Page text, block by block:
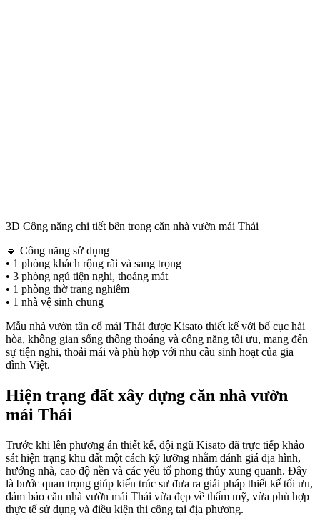
3D Công năng chi tiết bên trong căn nhà vườn mái Thái
🔹 Công năng sử dụng
• 1 phòng khách rộng rãi và sang trọng
• 3 phòng ngủ tiện nghi, thoáng mát
• 1 phòng thờ trang nghiêm
• 1 nhà vệ sinh chung
Mẫu nhà vườn tân cổ mái Thái được Kisato thiết kế với bố cục hài
hòa, không gian sống thông thoáng và công năng tối ưu, mang đến
sự tiện nghi, thoải mái và phù hợp với nhu cầu sinh hoạt của gia
đình Việt.
Hiện trạng đất xây dựng căn nhà vườn
mái Thái
Trước khi lên phương án thiết kế, đội ngũ Kisato đã trực tiếp khảo
sát hiện trạng khu đất một cách kỹ lưỡng nhằm đánh giá địa hình,
hướng nhà, cao độ nền và các yếu tố phong thủy xung quanh. Đây
là bước quan trọng giúp kiến trúc sư đưa ra giải pháp thiết kế tối ưu,
đảm bảo căn nhà vườn mái Thái vừa đẹp về thẩm mỹ, vừa phù hợp
thực tế sử dụng và điều kiện thi công tại địa phương.